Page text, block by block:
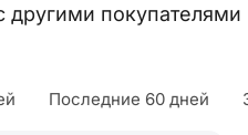
покупателями
Последние 60 дней